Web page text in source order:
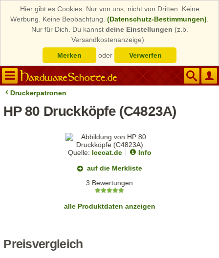
Hier gibt es Cookies. Nur von uns, nicht von Dritten. Keine
Werbung. Keine Beobachtung. (Datenschutz-Bestimmungen)
Nur für Dich. Du kannst deine Einstellungen (z.b.
Versandkostenanzeige)
Merken
oder Verwerfen
Druckerpatronen
HP 80 Druckköpfe (C4823A)
Quelle: Icecat.de
Info
auf die Merkliste
3 Bewertungen
alle Produktdaten anzeigen
Preisvergleich